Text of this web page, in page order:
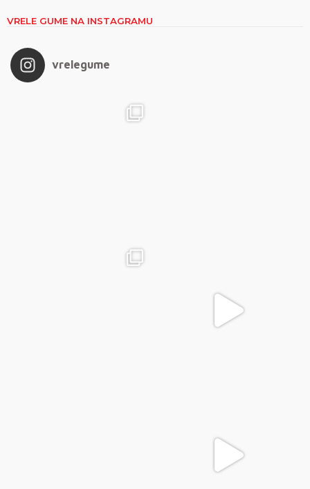
VRELE GUME NA INSTAGRAMU
vrelegume